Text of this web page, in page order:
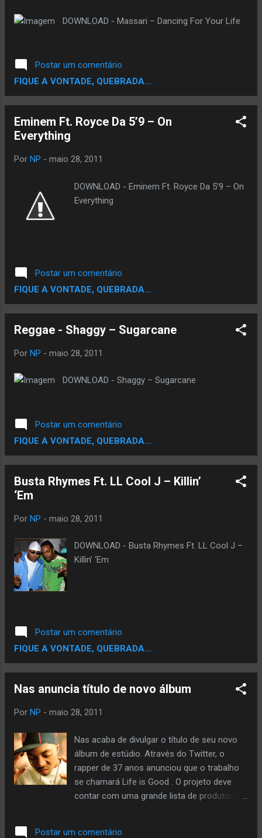
DOWNLOAD - Massari – Dancing For Your Life
Postar um comentário
FIQUE A VONTADE, QUEBRADA...
Eminem Ft. Royce Da 5’9 – On
Everything
Por NP - maio 28, 2011
DOWNLOAD - Eminem Ft. Royce Da 5’9 – On
Everything
Postar um comentário
FIQUE A VONTADE, QUEBRADA...
Reggae - Shaggy – Sugarcane
Por NP - maio 28, 2011
DOWNLOAD - Shaggy – Sugarcane
Postar um comentário
FIQUE A VONTADE, QUEBRADA...
Busta Rhymes Ft. LL Cool J – Killin’
‘Em
Por NP - maio 28, 2011
DOWNLOAD - Busta Rhymes Ft. LL Cool J –
Killin’ ‘Em
Postar um comentário
FIQUE A VONTADE, QUEBRADA...
Nas anuncia título de novo álbum
Por NP - maio 28, 2011
Nas acaba de divulgar o título de seu novo
álbum de estúdio. Através do Twitter, o
rapper de 37 anos anunciou que o trabalho
se chamará Life is Good . O projeto deve
contar com uma grande lista de produtores,
Postar um comentário